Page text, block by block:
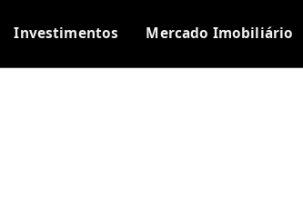
Investimentos Mercado Imobiliário